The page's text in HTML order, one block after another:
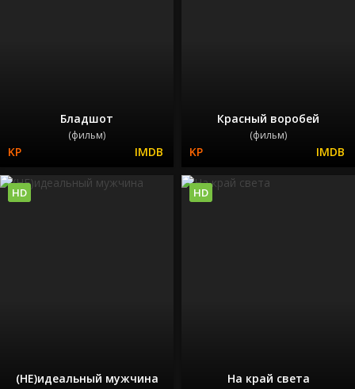
Бладшот
(фильм)
Красный воробей
(фильм)
(НЕ)идеальный мужчина
HD
На край света
HD